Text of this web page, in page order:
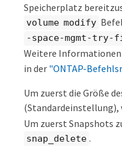
Speicherplatz
volume modify
-space-mgmt-
Weitere Informationen
in der "ONTAP-
Um zuerst die Größe
(Standardeinstellung),
Um zuerst Snapshots
snap_delete .